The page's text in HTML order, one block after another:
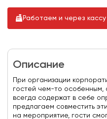
Работаем и через кассу
Описание
При организации
гостей чем-то особенным,
всегда содержат в себе
предлагаем совместить
на мероприятие, гости